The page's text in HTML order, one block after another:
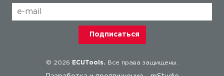
© 2026 ECUTools. Все права защищены.